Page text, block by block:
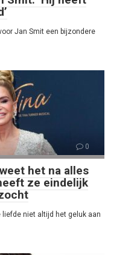
Jan Smit een bijzondere
0
het na alles
ze eindelijk
niet altijd het geluk aan